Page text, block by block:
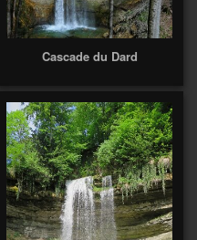
Cascade du Dard